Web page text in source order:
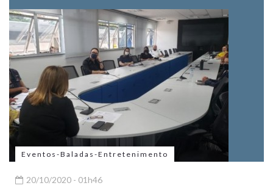
Eventos-Baladas-Entretenimento
20/10/2020 - 01h46